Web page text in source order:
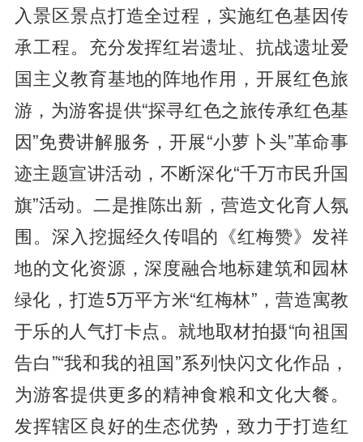
入景区景点打造全过程，实施红色基因传
承工程。充分发挥红岩遗址、抗战遗址爱
国主义教育基地的阵地作用，开展红色旅
游，为游客提供“探寻红色之旅传承红色基
因”免费讲解服务，开展“小萝卜头”革命事
迹主题宣讲活动，不断深化“千万市民升国
旗”活动。二是推陈出新，营造文化育人氛
围。深入挖掘经久传唱的《红梅赞》发祥
地的文化资源，深度融合地标建筑和园林
绿化，打造5万平方米“红梅林”，营造寓教
于乐的人气打卡点。就地取材拍摄“向祖国
告白”“我和我的祖国”系列快闪文化作品，
为游客提供更多的精神食粮和文化大餐。
发挥辖区良好的生态优势，致力于打造红